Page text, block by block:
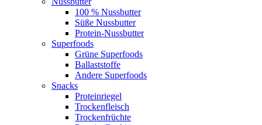
100 % Nussbutter
Süße Nussbutter
Protein-Nussbutter
Superfoods
Grüne Superfoods
Ballaststoffe
Andere Superfoods
Snacks
Proteinriegel
Trockenfleisch
Trockenfrüchte